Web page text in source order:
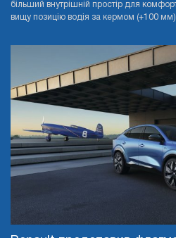
більший внутрішній простір для
вищу позицію водія за кермом (+100